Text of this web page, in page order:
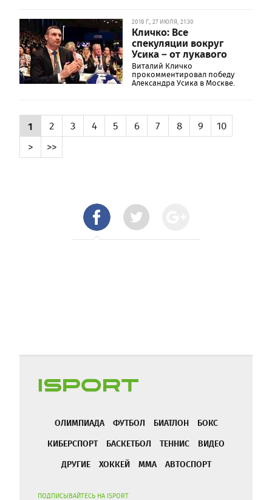
2018 Г., 27 ИЮЛЯ, 21:30
Кличко: Все
спекуляции вокруг
Усика – от лукавого
Виталий Кличко
прокомментировал победу
Александра Усика в Москве.
1 2 3 4 5 6 7 8 9
10
>
>>
ОЛИМПИАДА ФУТБОЛ БИАТЛОН
БОКС
КИБЕРСПОРТ
БАСКЕТБОЛ ТЕННИС
ВИДЕО
ДРУГИЕ
ХОККЕЙ ММА АВТОСПОРТ
ПОДПИСЫВАЙТЕСЬ НА ISPORT